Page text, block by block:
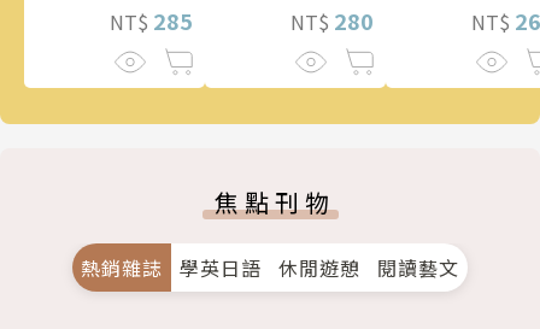
NT$ 285 NT$ 280 NT$
焦點刊物
熱銷雜誌 學英日語 休閒遊憩 閱讀藝文